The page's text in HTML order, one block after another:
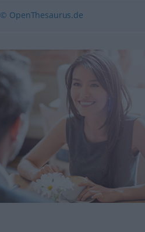
© OpenThesaurus.de